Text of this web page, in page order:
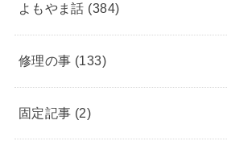
よもやま話 (384)
修理の事 (133)
固定記事 (2)